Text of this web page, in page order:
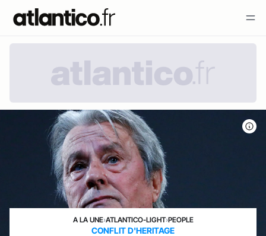
A LA UNE›ATLANTICO-LIGHT›PEOPLE
CONFLIT D'HERITAGE